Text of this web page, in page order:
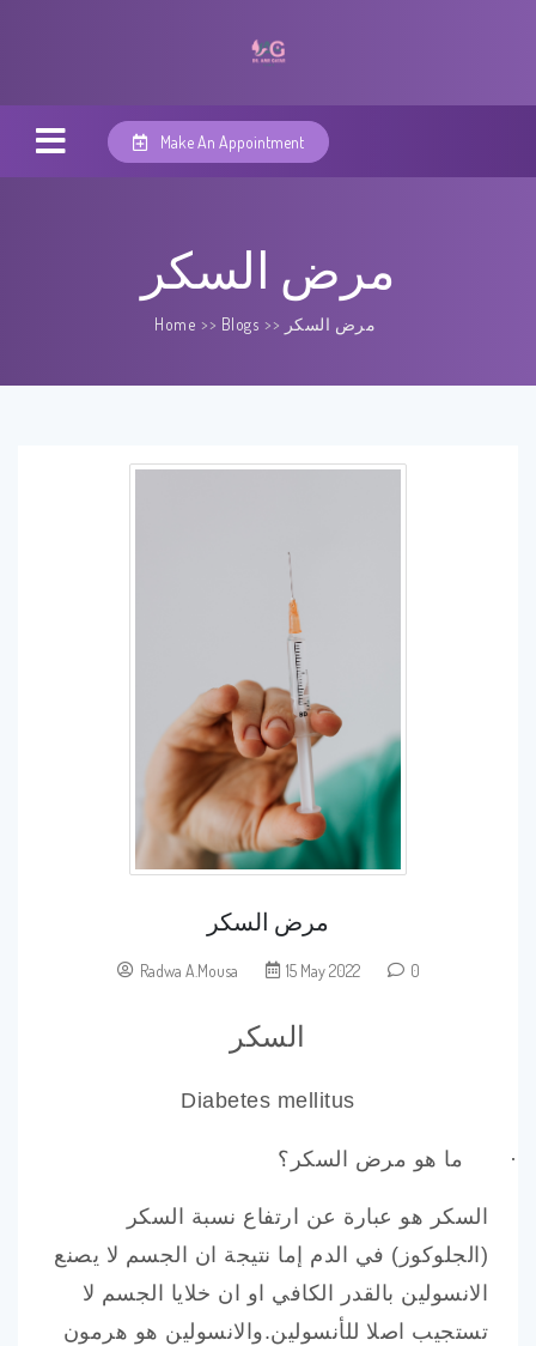
Make An Appointment
مرض السكر
Home >> Blogs >> مرض السكر
مرض السكر
Radwa A.Mousa 15 May 2022 0
السكر
Diabetes mellitus
· ما هو مرض السكر؟
السكر هو عبارة عن ارتفاع نسبة السكر
(الجلوكوز) في الدم إما نتيجة ان الجسم لا يصنع
الانسولين بالقدر الكافي او ان خلايا الجسم لا
تستجيب اصلا للأنسولين.والانسولين هو هرمون